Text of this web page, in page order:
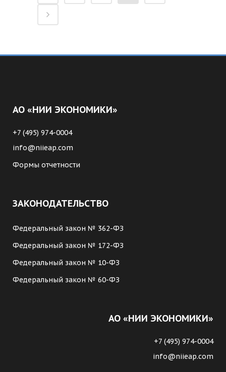
АО «НИИ ЭКОНОМИКИ»
+7 (495) 974-0004
info@niieap.com
Формы отчетности
ЗАКОНОДАТЕЛЬСТВО
Федеральный закон № 362-ФЗ
Федеральный закон № 172-ФЗ
Федеральный закон № 10-ФЗ
Федеральный закон № 60-ФЗ
АО «НИИ ЭКОНОМИКИ»
+7 (495) 974-0004
info@niieap.com